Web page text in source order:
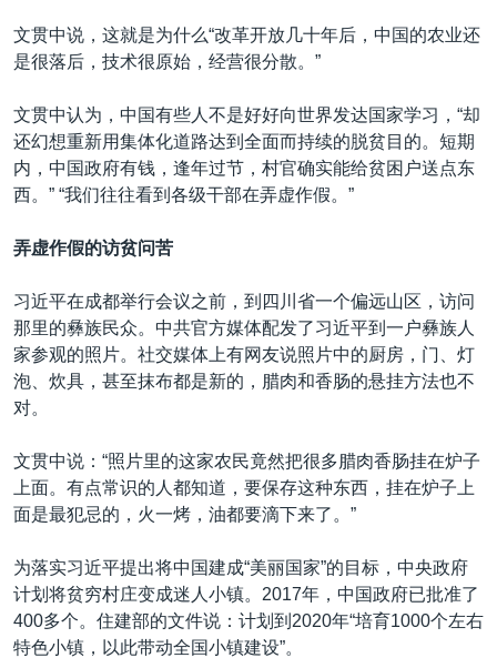
文贯中说，这就是为什么“改革开放几十年后，中国的农业还
是很落后，技术很原始，经营很分散。”
文贯中认为，中国有些人不是好好向世界发达国家学习，“却
还幻想重新用集体化道路达到全面而持续的脱贫目的。短期
内，中国政府有钱，逢年过节，村官确实能给贫困户送点东
西。” “我们往往看到各级干部在弄虚作假。”
弄虚作假的访贫问苦
习近平在成都举行会议之前，到四川省一个偏远山区，访问
那里的彝族民众。中共官方媒体配发了习近平到一户彝族人
家参观的照片。社交媒体上有网友说照片中的厨房，门、灯
泡、炊具，甚至抹布都是新的，腊肉和香肠的悬挂方法也不
对。
文贯中说：“照片里的这家农民竟然把很多腊肉香肠挂在炉子
上面。有点常识的人都知道，要保存这种东西，挂在炉子上
面是最犯忌的，火一烤，油都要滴下来了。”
为落实习近平提出将中国建成“美丽国家”的目标，中央政府
计划将贫穷村庄变成迷人小镇。2017年，中国政府已批准了
400多个。住建部的文件说：计划到2020年“培育1000个左右
特色小镇，以此带动全国小镇建设”。